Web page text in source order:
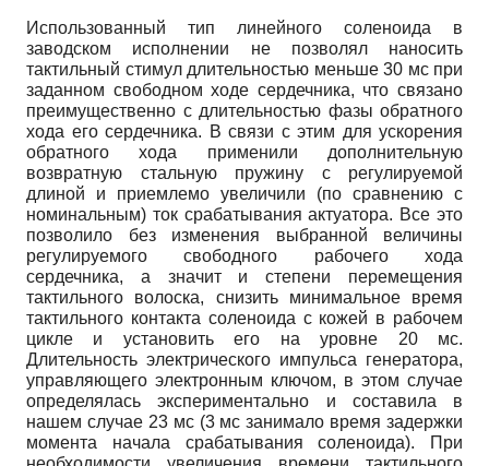
Использованный тип линейного соленоида в
заводском исполнении не позволял наносить
тактильный стимул длительностью меньше 30 мс при
заданном свободном ходе сердечника, что связано
преимущественно с длительностью фазы обратного
хода его сердечника. В связи с этим для ускорения
обратного хода применили дополнительную
возвратную стальную пружину с регулируемой
длиной и приемлемо увеличили (по сравнению с
номинальным) ток срабатывания актуатора. Все это
позволило без изменения выбранной величины
регулируемого свободного рабочего хода
сердечника, а значит и степени перемещения
тактильного волоска, снизить минимальное время
тактильного контакта соленоида с кожей в рабочем
цикле и установить его на уровне 20 мс.
Длительность электрического импульса генератора,
управляющего электронным ключом, в этом случае
определялась экспериментально и составила в
нашем случае 23 мс (3 мс занимало время задержки
момента начала срабатывания соленоида). При